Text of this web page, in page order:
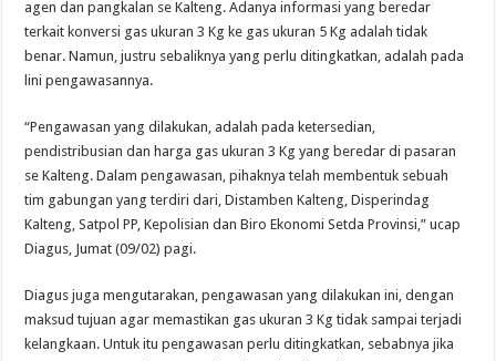
agen dan pangkalan se Kalteng. Adanya informasi yang beredar
terkait konversi gas ukuran 3 Kg ke gas ukuran 5 Kg adalah tidak
benar. Namun, justru sebaliknya yang perlu ditingkatkan, adalah pada
lini pengawasannya.
“Pengawasan yang dilakukan, adalah pada ketersedian,
pendistribusian dan harga gas ukuran 3 Kg yang beredar di pasaran
se Kalteng. Dalam pengawasan, pihaknya telah membentuk sebuah
tim gabungan yang terdiri dari, Distamben Kalteng, Disperindag
Kalteng, Satpol PP, Kepolisian dan Biro Ekonomi Setda Provinsi,” ucap
Diagus, Jumat (09/02) pagi.
Diagus juga mengutarakan, pengawasan yang dilakukan ini, dengan
maksud tujuan agar memastikan gas ukuran 3 Kg tidak sampai terjadi
kelangkaan. Untuk itu pengawasan perlu ditingkatkan, sebabnya jika